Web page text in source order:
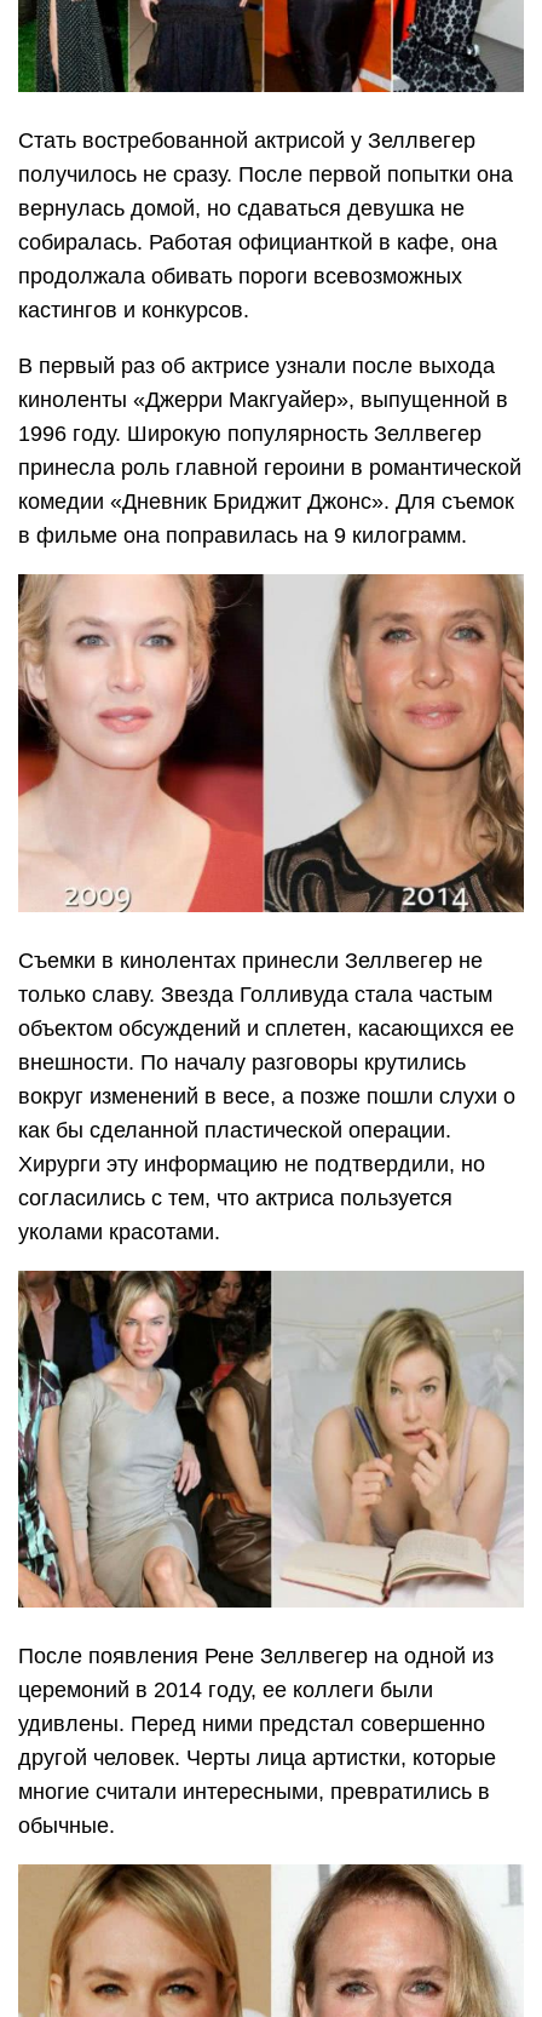
Стать востребованной актрисой у Зеллвегер
получилось не сразу. После первой попытки она
вернулась домой, но сдаваться девушка не
собиралась. Работая официанткой в кафе, она
продолжала обивать пороги всевозможных
кастингов и конкурсов.
В первый раз об актрисе узнали после выхода
киноленты «Джерри Макгуайер», выпущенной в
1996 году. Широкую популярность Зеллвегер
принесла роль главной героини в романтической
комедии «Дневник Бриджит Джонс». Для съемок
в фильме она поправилась на 9 килограмм.
Съемки в кинолентах принесли Зеллвегер не
только славу. Звезда Голливуда стала частым
объектом обсуждений и сплетен, касающихся ее
внешности. По началу разговоры крутились
вокруг изменений в весе, а позже пошли слухи о
как бы сделанной пластической операции.
Хирурги эту информацию не подтвердили, но
согласились с тем, что актриса пользуется
уколами красотами.
После появления Рене Зеллвегер на одной из
церемоний в 2014 году, ее коллеги были
удивлены. Перед ними предстал совершенно
другой человек. Черты лица артистки, которые
многие считали интересными, превратились в
обычные.